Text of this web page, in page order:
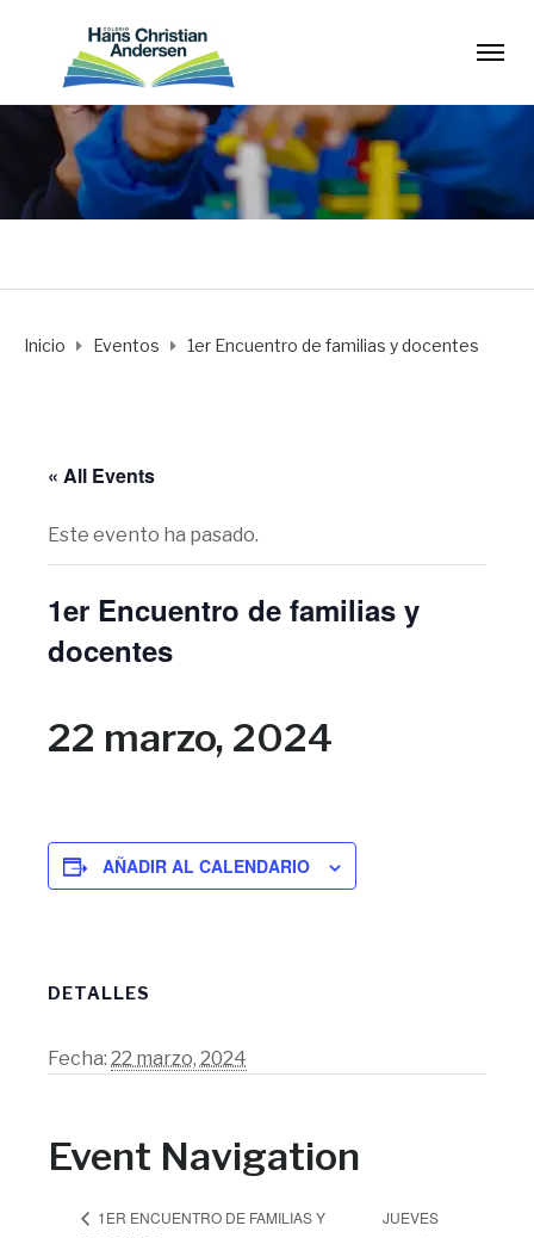
Inicio Eventos 1er Encuentro de familias y docentes
« All Events
Este evento ha pasado.
1er Encuentro de familias y
docentes
22 marzo, 2024
AÑADIR AL CALENDARIO
DETALLES
Fecha: 22 marzo, 2024
Event Navigation
1ER ENCUENTRO DE FAMILIAS Y
JUEVES